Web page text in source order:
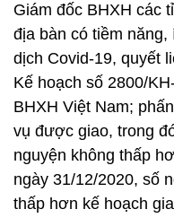
Giám đốc BHXH các
địa bàn có tiềm
dịch Covid-19, quyết
Kế hoạch số 2800/
BHXH Việt Nam;
vụ được giao, trong
nguyện không thấp
ngày 31/12/2020, số
thấp hơn kế hoạch